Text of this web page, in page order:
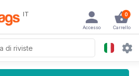
IT 0
Carrello
Accesso